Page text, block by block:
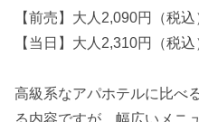
【前売】大人2,090円（税込
【当日】大人2,310円（税込
高級系なアパホテルに比べ